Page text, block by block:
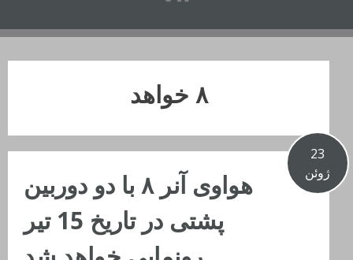
٨ خواهد
23
ژوئن
هواوی آنر ٨ با دو دوربین
پشتی در تاریخ 15 تیر